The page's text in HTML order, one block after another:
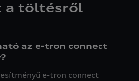
a töltésről
az e-tron connect
e-tron connect